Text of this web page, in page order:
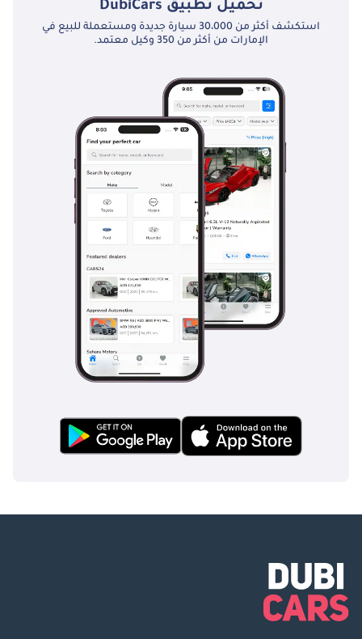
تحميل تطبيق DubiCars
استكشف أكثر من 30،000 سيارة جديدة ومستعملة للبيع في
الإمارات من أكثر من 350 وكيل معتمد.